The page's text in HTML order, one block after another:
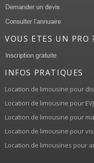
VOUS ETES UN PRO
INFOS PRATIQUES
Location de limousine pour
Location de limousine pour
Location de limousine pour
Location de limousine pour
Location de limousines pour